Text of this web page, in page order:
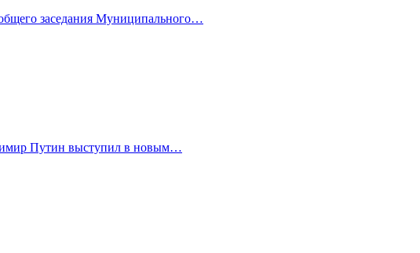
заседания Муниципального…
Путин выступил в новым…